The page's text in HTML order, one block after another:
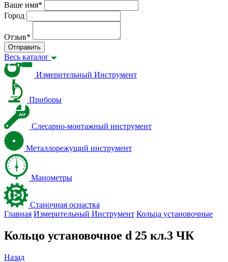
Ваше имя*
Город
Отзыв*
Отправить
Весь каталог
Измерительный Инструмент
Приборы
Слесарно-монтажный инструмент
Металлорежущий инструмент
Манометры
Станочная оснастка
Главная Измерительный Инструмент Кольца установочные
Кольцо установочное d 25 кл.3 ЧК
Назад